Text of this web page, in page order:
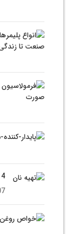
4 گروه مواد افزودنی در تهیه نان